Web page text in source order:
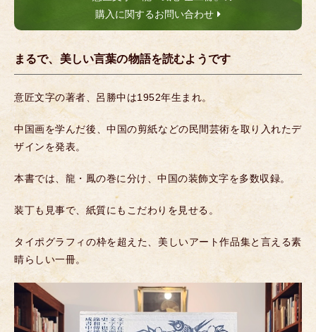
購入に関するお問い合わせ
まるで、美しい言葉の物語を読むようです
意匠文字の著者、呂勝中は1952年生まれ。
中国画を学んだ後、中国の剪紙などの民間芸術を取り入れたデ
ザインを発表。
本書では、龍・鳳の巻に分け、中国の装飾文字を多数収録。
装丁も見事で、紙質にもこだわりを見せる。
タイポグラフィの枠を超えた、美しいアート作品集と言える素
晴らしい一冊。